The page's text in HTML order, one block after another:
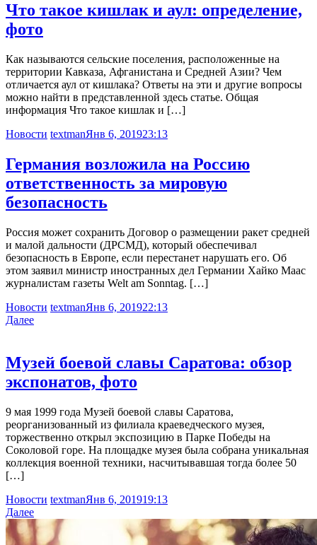
Что такое кишлак и аул: определение,
фото
Как называются сельские поселения, расположенные на
территории Кавказа, Афганистана и Средней Азии? Чем
отличается аул от кишлака? Ответы на эти и другие вопросы
можно найти в представленной здесь статье. Общая
информация Что такое кишлак и […]
Новости textmanЯнв 6, 201923:13
Германия возложила на Россию
ответственность за мировую
безопасность
Россия может сохранить Договор о размещении ракет средней
и малой дальности (ДРСМД), который обеспечивал
безопасность в Европе, если перестанет нарушать его. Об
этом заявил министр иностранных дел Германии Хайко Маас
журналистам газеты Welt am Sonntag. […]
Новости textmanЯнв 6, 201922:13
Далее
Музей боевой славы Саратова: обзор
экспонатов, фото
9 мая 1999 года Музей боевой славы Саратова,
реорганизованный из филиала краеведческого музея,
торжественно открыл экспозицию в Парке Победы на
Соколовой горе. На площадке музея была собрана уникальная
коллекция военной техники, насчитывавшая тогда более 50
[…]
Новости textmanЯнв 6, 201919:13
Далее